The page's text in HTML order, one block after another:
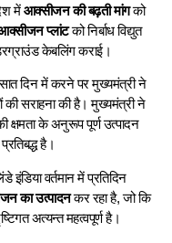
मेंआक्सीजन की बढ़ती मांगको
प्लांटको निर्बाध विद्युत
केबलिंग कराई।
दिन में करने पर मुख्यमंत्री ने
की सराहना की है।मुख्यमंत्री ने
क्षमता के अनुरूप पूर्ण उत्पादन
है।
इंडिया वर्तमान में प्रतिदिन
का उत्पादनकर रहा है, जो कि
अत्यन्त महत्वपूर्ण है।